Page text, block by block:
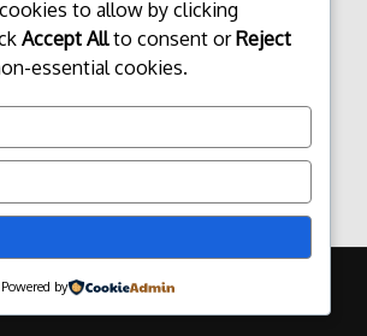
(Pemkab) Buleleng kembali
menunjukkan komitmennya
dalam menjaga keberlanjutan
dengan mencairkan dana
admin Maret 18, 2026
Read More
Update Terbaru Bali Portal News | Powered by
to allow by clicking
Accept Allto consent orReject
essential cookies.
Powered by